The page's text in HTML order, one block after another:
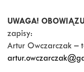
UWAGA!
zapisy:
Artur Owczarczak –